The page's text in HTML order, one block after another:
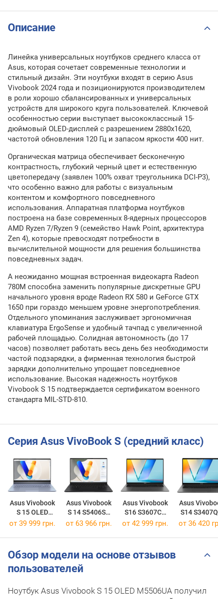
Описание
Линейка универсальных ноутбуков среднего класса от
Asus, которая сочетает современные технологии и
стильный дизайн. Эти ноутбуки входят в серию Asus
Vivobook 2024 года и позиционируются производителем
в роли хорошо сбалансированных и универсальных
устройств для широкого круга пользователей. Ключевой
особенностью серии выступает высококлассный 15-
дюймовый OLED-дисплей с разрешением 2880x1620,
частотой обновления 120 Гц и запасом яркости 400 нит.
Органическая матрица обеспечивает бесконечную
контрастность, глубокий черный цвет и естественную
цветопередачу (заявлен 100% охват треугольника DCI-P3),
что особенно важно для работы с визуальным
контентом и комфортного повседневного
использования. Аппаратная платформа ноутбуков
построена на базе современных 8-ядерных процессоров
AMD Ryzen 7/Ryzen 9 (семейство Hawk Point, архитектура
Zen 4), которые превосходят потребности в
вычислительной мощности для решения большинства
повседневных задач.
А неожиданно мощная встроенная видеокарта Radeon
780M способна заменить популярные дискретные GPU
начального уровня вроде Radeon RX 580 и GeForce GTX
1650 при гораздо меньшем уровне энергопотребления.
Отдельного упоминания заслуживает эргономичная
клавиатура ErgoSense и удобный тачпад с увеличенной
рабочей площадью. Солидная автономность (до 17
часов) позволяет работать весь день без необходимости
частой подзарядки, а фирменная технология быстрой
зарядки дополнительно упрощает повседневное
использование. Высокая надежность ноутбуков
Vivobook S 15 подтверждается сертификатом военного
стандарта MIL-STD-810.
Серия Asus VivoBook S (средний класс)
Asus Vivobook
S 15 OLED
S5506MA
Asus Vivobook
S 14 S5406SA
[S5406SA-WH79]
Asus Vivobook
S16 S3607CA
[S3607CA-RP011]
Asus
S14
[S3407QA-
от 39 999 грн. от 63 966 грн. от 42 999 грн. от 36 420
Обзор модели на основе отзывов
пользователей
Ноутбук Asus Vivobook S 15 OLED M5506UA получил